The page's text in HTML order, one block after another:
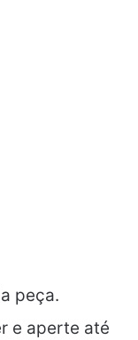
peça.
e aperte até